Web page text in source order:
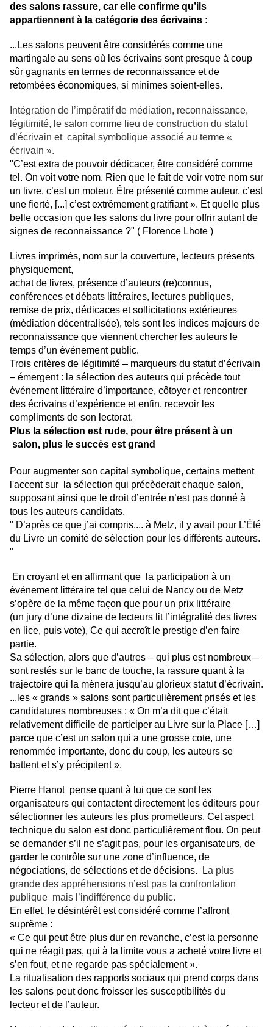
des salons rassure, car elle confirme qu’ils
appartiennent à la catégorie des écrivains :
...Les salons peuvent être considérés comme une
martingale au sens où les écrivains sont presque à coup
sûr gagnants en termes de reconnaissance et de
retombées économiques, si minimes soient-elles.
Intégration de l’impératif de médiation, reconnaissance,
légitimité, le salon comme lieu de construction du statut
d’écrivain et capital symbolique associé au terme «
écrivain ».
"C’est extra de pouvoir dédicacer, être considéré comme
tel. On voit votre nom. Rien que le fait de voir votre nom sur
un livre, c’est un moteur. Être présenté comme auteur, c’est
une fierté, [...] c’est extrêmement gratifiant ». Et quelle plus
belle occasion que les salons du livre pour offrir autant de
signes de reconnaissance ?" ( Florence Lhote )
Livres imprimés, nom sur la couverture, lecteurs présents
physiquement,
achat de livres, présence d’auteurs (re)connus,
conférences et débats littéraires, lectures publiques,
remise de prix, dédicaces et sollicitations extérieures
(médiation décentralisée), tels sont les indices majeurs de
reconnaissance que viennent chercher les auteurs le
temps d’un événement public.
Trois critères de légitimité – marqueurs du statut d’écrivain
– émergent : la sélection des auteurs qui précède tout
événement littéraire d’importance, côtoyer et rencontrer
des écrivains d’expérience et enfin, recevoir les
compliments de son lectorat.
Plus la sélection est rude, pour être présent à un
salon, plus le succès est grand
Pour augmenter son capital symbolique, certains mettent
l'accent sur la sélection qui précèderait chaque salon,
supposant ainsi que le droit d’entrée n’est pas donné à
tous les auteurs candidats.
" D’après ce que j’ai compris,... à Metz, il y avait pour L’Été
du Livre un comité de sélection pour les différents auteurs.
"
En croyant et en affirmant que la participation à un
événement littéraire tel que celui de Nancy ou de Metz
s’opère de la même façon que pour un prix littéraire
(un jury d’une dizaine de lecteurs lit l’intégralité des livres
en lice, puis vote), Ce qui accroît le prestige d’en faire
partie.
Sa sélection, alors que d’autres – qui plus est nombreux –
sont restés sur le banc de touche, la rassure quant à la
trajectoire qui la mènera jusqu’au glorieux statut d’écrivain.
...les « grands » salons sont particulièrement prisés et les
candidatures nombreuses : « On m’a dit que c’était
relativement difficile de participer au Livre sur la Place […]
parce que c’est un salon qui a une grosse cote, une
renommée importante, donc du coup, les auteurs se
battent et s’y précipitent ».
Pierre Hanot pense quant à lui que ce sont les
organisateurs qui contactent directement les éditeurs pour
sélectionner les auteurs les plus prometteurs. Cet aspect
technique du salon est donc particulièrement flou. On peut
se demander s’il ne s’agit pas, pour les organisateurs, de
garder le contrôle sur une zone d’influence, de
négociations, de sélections et de décisions. La plus
grande des appréhensions n’est pas la confrontation
publique mais l’indifférence du public.
En effet, le désintérêt est considéré comme l’affront
suprême :
« Ce qui peut être plus dur en revanche, c’est la personne
qui ne réagit pas, qui à la limite vous a acheté votre livre et
s’en fout, et ne regarde pas spécialement ».
La ritualisation des rapports sociaux qui prend corps dans
les salons peut donc froisser les susceptibilités du
lecteur et de l’auteur.